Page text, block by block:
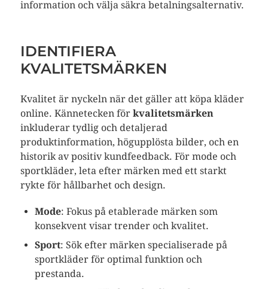
information och välja säkra betalningsalternativ.
IDENTIFIERA
KVALITETSMÄRKEN
Kvalitet är nyckeln när det gäller att köpa kläder
online. Kännetecken för kvalitetsmärken
inkluderar tydlig och detaljerad
produktinformation, högupplösta bilder, och en
historik av positiv kundfeedback. För mode och
sportkläder, leta efter märken med ett starkt
rykte för hållbarhet och design.
Mode: Fokus på etablerade märken som
konsekvent visar trender och kvalitet.
Sport: Sök efter märken specialiserade på
sportkläder för optimal funktion och
prestanda.